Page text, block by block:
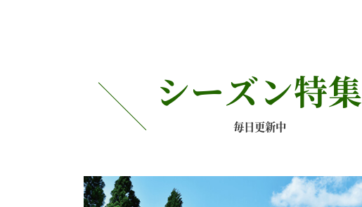
シーズン特集
毎日更新中